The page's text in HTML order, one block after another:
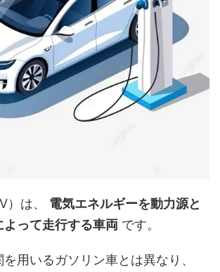
）は、 電気エネルギーを動力源と
よって走行する車両 です。
用いるガソリン車とは異なり、